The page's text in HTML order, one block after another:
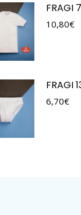
FRAGI
10,80€
FRAGI
6,70€